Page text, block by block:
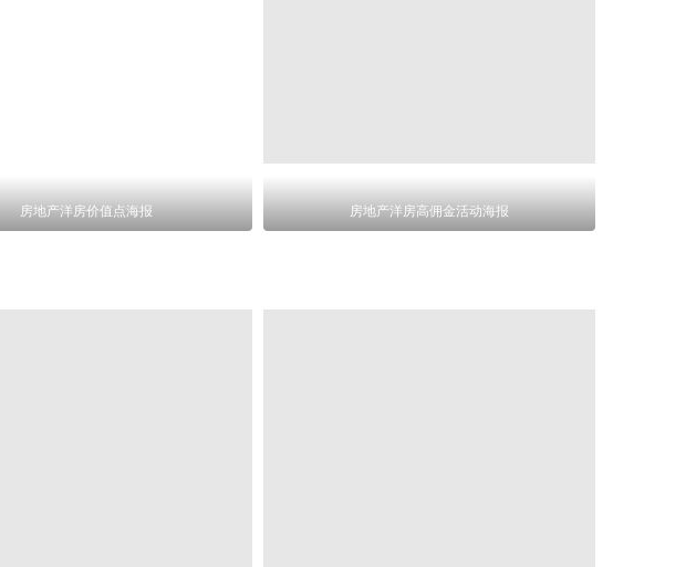
房地产洋房价值点海报 房地产洋房高佣金活动海报